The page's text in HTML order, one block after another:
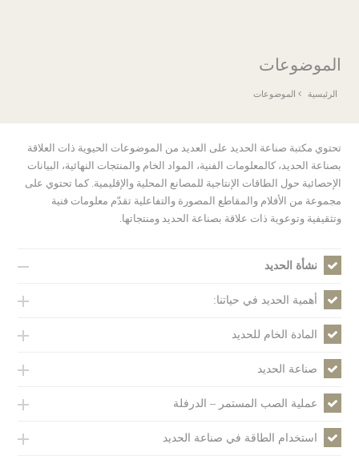
الموضوعات
الموضوعات
تحتوي مكتبة صناعة الحديد على العديد من الموضوعات الحيوية ذات العلاقة
بصناعة الحديد، كالمعلومات الفنية، المواد الخام والمنتجات النهائية، البيانات
الإحصائية حول الطاقات الإنتاجية للمصانع المحلية والإقليمية. كما تحتوي على
مجموعة من الأفلام والمقاطع المصورة والتفاعلية تقدّم معلومات فنية
وتثقيفية وتوعوية ذات علاقة بصناعة الحديد ومنتجاتها.
نشأة الحديد
أهمية الحديد في حياتنا:
المادة الخام للحديد
صناعة الحديد
عملية الصب المستمر – الدرفلة
استخدام الطاقة في صناعة الحديد